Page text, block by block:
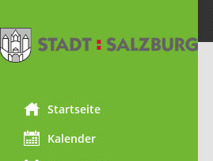
Startseite
Kalender